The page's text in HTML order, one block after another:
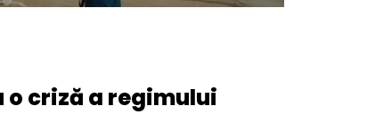
criză a regimului